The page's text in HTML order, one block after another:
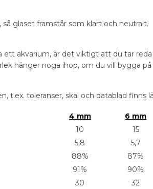
glaset framstår som klart och neutralt.
ett akvarium, är det viktigt att du tar
hänger noga ihop, om du vill bygga
t.ex. toleranser, skal och datablad finns
4 mm 6 mm
10 15
5,8 5,7
88% 87%
91% 90%
30 32